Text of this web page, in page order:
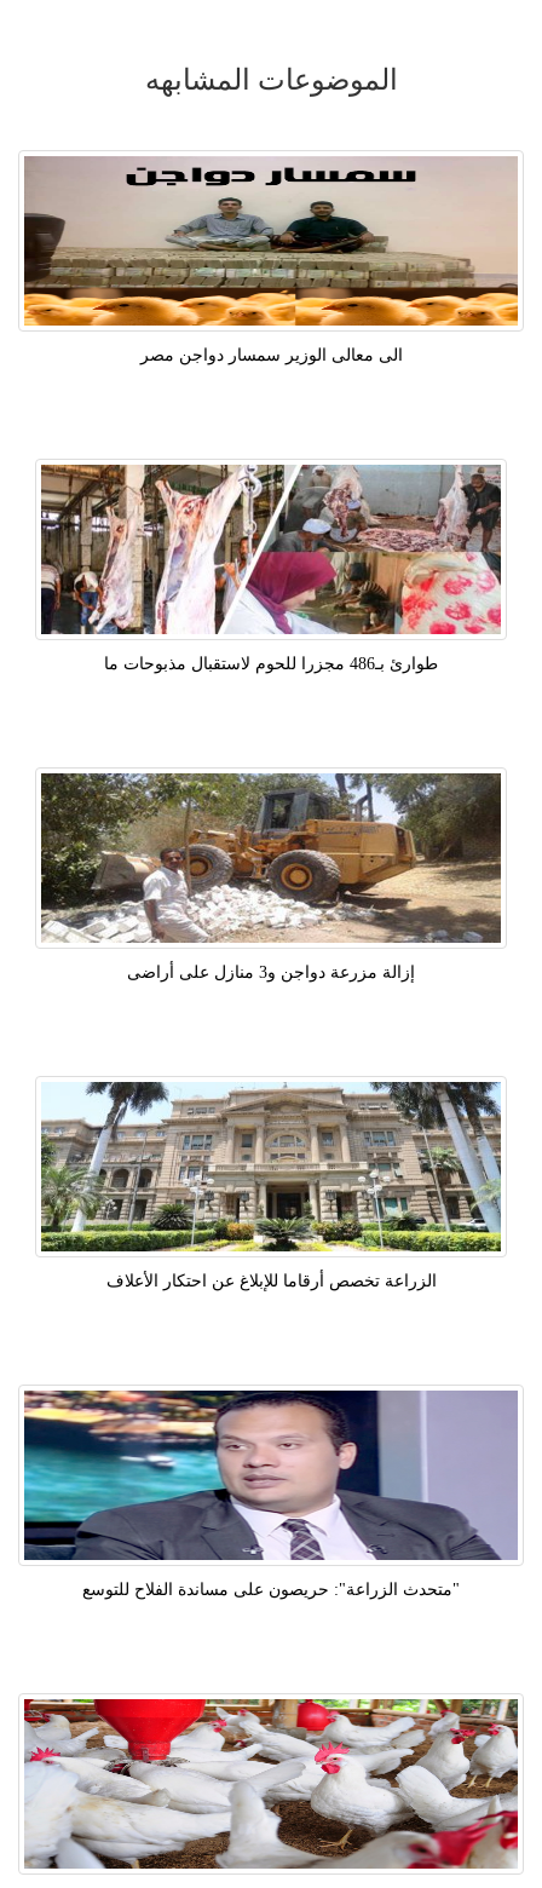
الموضوعات المشابهه
الى معالى الوزير سمسار دواجن مصر
طوارئ بـ486 مجزرا للحوم لاستقبال مذبوحات ما
إزالة مزرعة دواجن و3 منازل على أراضى
الزراعة تخصص أرقاما للإبلاغ عن احتكار الأعلاف
"متحدث الزراعة": حريصون على مساندة الفلاح للتوسع